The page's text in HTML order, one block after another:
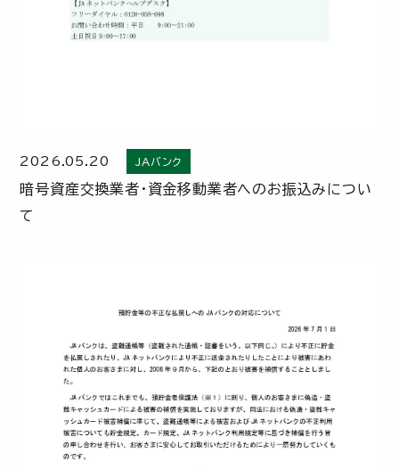
2026.05.20 JAバンク
暗号資産交換業者・資金移動業者へのお振込みについ
て